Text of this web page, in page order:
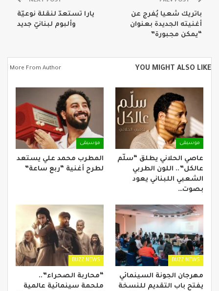
باتريك شعيا يُفرج عن
أغنيته الجديدة بعنوان
“يمكن مجبورة”
يارا تستعدّ لنقلة نوعيّة
وألبوم لبنانيّ جديد
YOU MIGHT ALSO LIKE
More From Author
موسيقى
عاصي الحلاني يطلق “سلّم
عالكل”.. اللون الطربي
الشعبي اللبناني يعود
بصوت…
موسيقى
المطرب محمد علي يستعد
لطرح أغنية “ربع ساعة”
BUZZ NEWS
مهرجان الجونة السينمائي
يفتح باب التقديم للنسخة
BUZZ NEWS
“محاربة الصحراء”..
ملحمة سينمائية عالمية